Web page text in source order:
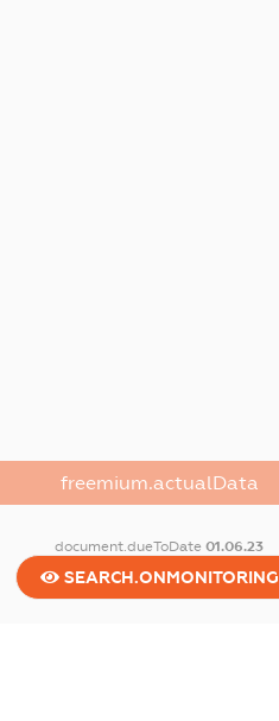
freemium.actualData
document.dueToDate01.06.23
SEARCH.ONMONITORING